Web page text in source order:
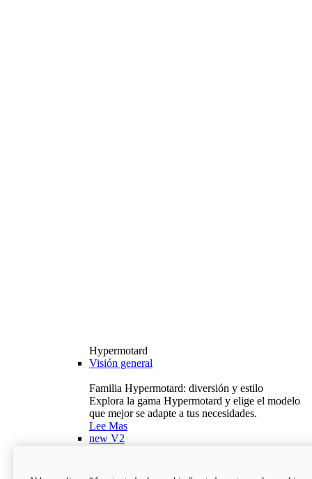
Hypermotard
Visión general
Familia Hypermotard: diversión y estilo
Explora la gama Hypermotard y elige el modelo
que mejor se adapte a tus necesidades.
Lee Mas
new V2
120,4 hp
Potencia